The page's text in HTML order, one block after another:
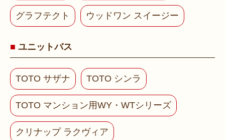
グラフテクト ウッドワン スイージー
ユニットバス
TOTO サザナ TOTO シンラ
TOTO マンション用WY・WTシリーズ
クリナップ ラクヴィア